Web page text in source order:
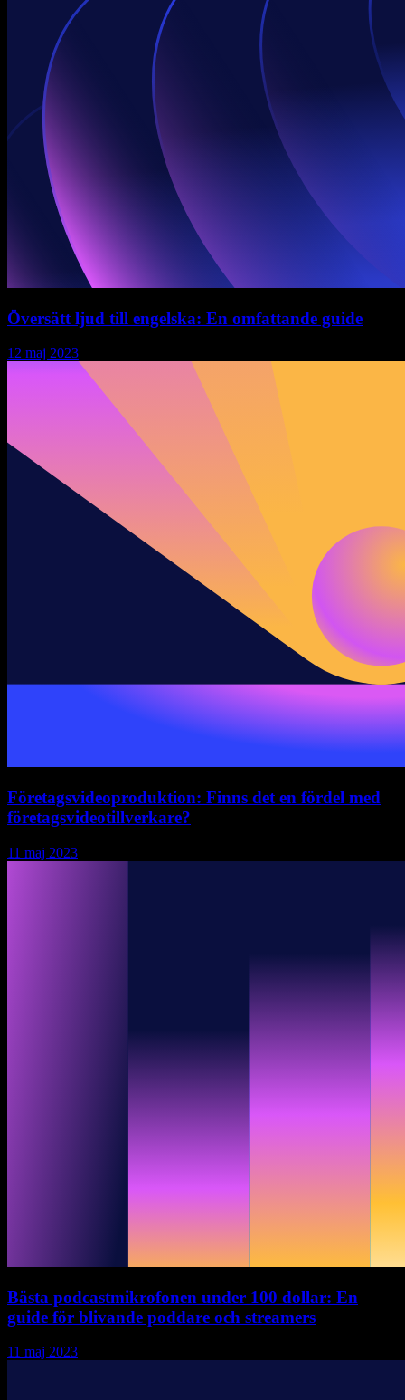
Översätt ljud till engelska: En omfattande guide
12 maj 2023
Företagsvideoproduktion: Finns det en fördel med
företagsvideotillverkare?
11 maj 2023
Bästa podcastmikrofonen under 100 dollar: En
guide för blivande poddare och streamers
11 maj 2023